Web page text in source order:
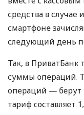
средства в случае
смартфоне
следующий день
Так, в ПриватБанк
суммы операций.
операций — берут
тариф составляет